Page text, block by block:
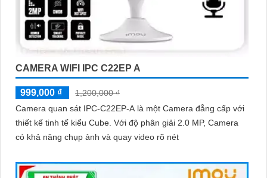
CAMERA WIFI IPC C22EP A
999,000 ₫
1,200,000 ₫
Camera quan sát IPC-C22EP-A là một Camera đẳng cấp với
thiết kế tinh tế kiểu Cube. Với độ phân giải 2.0 MP, Camera
có khả năng chụp ảnh và quay video rõ nét